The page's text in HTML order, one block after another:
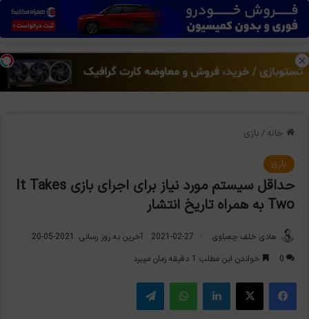
منو
خانه / بازی
بازی
حداقل سیستم مورد نیاز برای اجرای بازی It Takes
Two به همراه تاریخ انتشار
هادی خلف چعباوی 2021-02-27
آخرین به روز رسانی: 2021-05-20
0
خواندن این مطلب 1 دقیقه زمان میبرد
فیس بوک X لینکدین واتس آپ تلگرام